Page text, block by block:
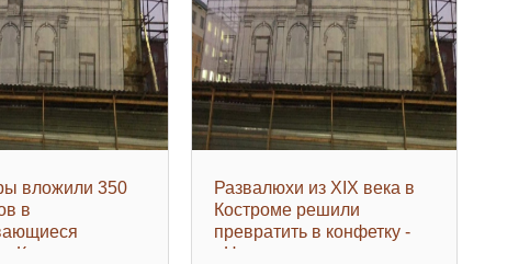
вложили 350
в
Костромы -
Развалюхи из XIX века в
Костроме решили
превратить в конфетку -
«Недвижимость»